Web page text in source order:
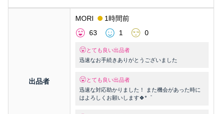
出品者
MORI
1時間前
63
1 0
とても良い出品者
迅速なお手続きありがとうございました
とても良い出品者
迅速な対応助かりました！ また機会があった時に
はよろしくお願いします🍀*゜